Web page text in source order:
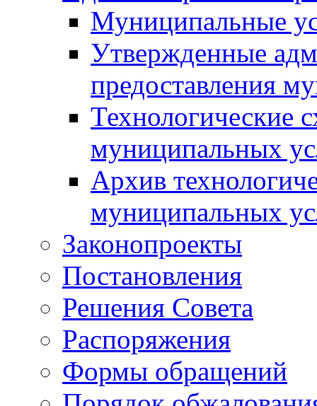
Муниципальные
Утвержденные
предоставления
Технологические
муниципальных
Архив
муниципальных
Законопроекты
Постановления
Решения Совета
Распоряжения
Формы обращений